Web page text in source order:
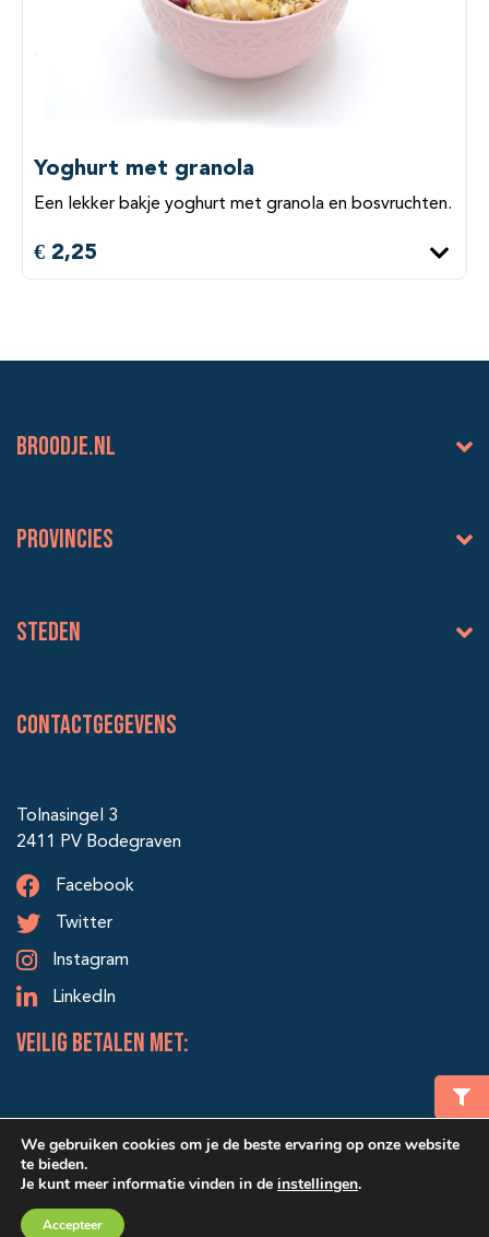
Yoghurt met granola
Een lekker bakje yoghurt met granola en bosvruchten.
€ 2,25
BROODJE.NL
Provincies
Steden
Contactgegevens
Tolnasingel 3
2411 PV Bodegraven
Facebook
Twitter
Instagram
LinkedIn
veilig betalen met:
© 2026 Alle rechten voorbehouden | Ontwerp & realisatie:
We gebruiken cookies om je de beste ervaring op onze website
te bieden.
Je kunt meer informatie vinden in de instellingen.
Accepteer